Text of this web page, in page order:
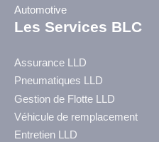
Les Services BLC
Assurance LLD
Pneumatiques LLD
Gestion de Flotte LLD
Véhicule de remplacement
Entretien LLD